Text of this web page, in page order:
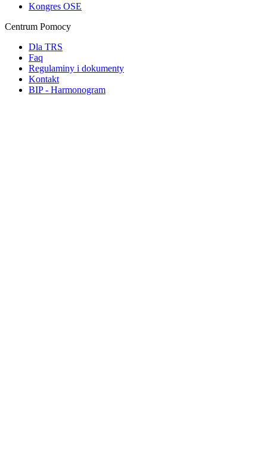
Kongres OSE
Centrum Pomocy
Dla TRS
Faq
Regulaminy i dokumenty
Kontakt
BIP - Harmonogram